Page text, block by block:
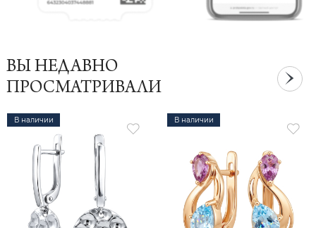
ВЫ НЕДАВНО
ПРОСМАТРИВАЛИ
В наличии В наличии